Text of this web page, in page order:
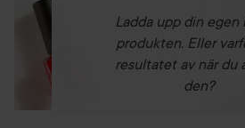
Ladda upp din egen
produkten. Eller
resultatet av när du
den?